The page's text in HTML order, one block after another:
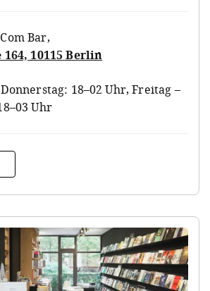
Bar,
10115 Berlin
18–02 Uhr, Freitag –
Uhr